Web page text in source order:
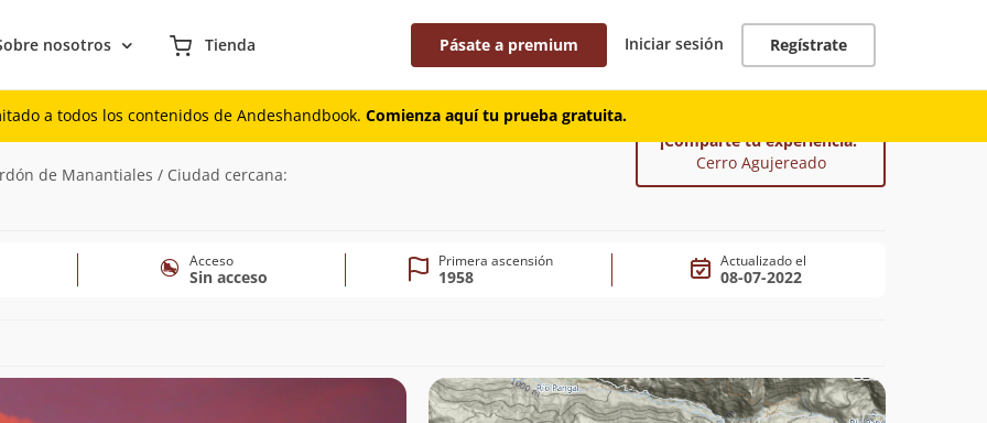
nosotros Tienda Pásate a premium Iniciar sesión Regístrate
a todos los contenidos de Andeshandbook. Comienza aquí tu prueba gratuita.
de Manantiales / Ciudad cercana:
¡Comparte tu experiencia!
Cerro Agujereado
Acceso
Sin acceso
Primera ascensión
1958
Actualizado el
08-07-2022